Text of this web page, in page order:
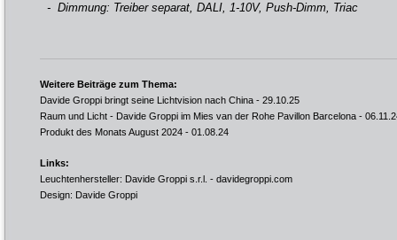
- Dimmung: Treiber separat, DALI, 1-10V, Push-Dimm, Triac
Weitere Beiträge zum Thema:
Davide Groppi bringt seine Lichtvision nach China - 29.10.25
Raum und Licht - Davide Groppi im Mies van der Rohe Pavillon Barcelona -
Produkt des Monats August 2024 - 01.08.24
Links:
Leuchtenhersteller: Davide Groppi s.r.l. - davidegroppi.com
Design: Davide Groppi